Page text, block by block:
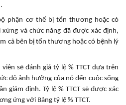
phận cơ thể bị tổn thương hoặc có
và chức năng đã được xác định,
cả bên bị tổn thương hoặc có bệnh lý
sẽ đánh giá tỷ lệ % TTCT dựa trên
độ ảnh hưởng của nó đến cuộc sống
giám định. Tỷ lệ % TTCT sẽ được xác
ứng với Bảng tỷ lệ % TTCT.